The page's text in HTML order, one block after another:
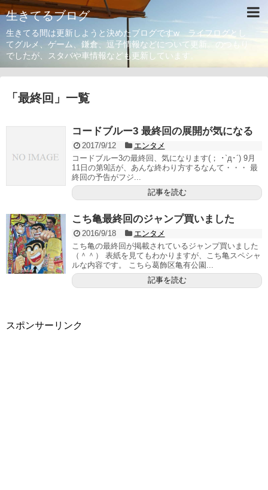
生きてるブログ
生きてる間は更新しようと決めたブログですw ライフログとし
てグルメ、ゲーム、鎌倉、逗子情報などについて更新。のつもり
でしたが、スタバや車情報なども更新しています。
「 最終回 」 一覧
コードブルー3 最終回の展開が気になる
2017/9/12
エンタメ
コードブルー3の最終回、気になります(； ･`д･´) 9月
11日の第9話が、あんな終わり方するなんて・・・ 最
終回の予告がフジ...
記事を読む
こち亀最終回のジャンプ買いました
2016/9/18
エンタメ
こち亀の最終回が掲載されているジャンプ買いました
（＾＾） 表紙を見てもわかりますが、こち亀スペシャ
ルな内容です。 こちら葛飾区亀有公園...
記事を読む
スポンサーリンク